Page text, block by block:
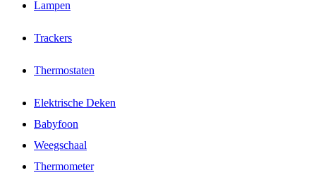
Lampen
Trackers
Thermostaten
Elektrische Deken
Babyfoon
Weegschaal
Thermometer